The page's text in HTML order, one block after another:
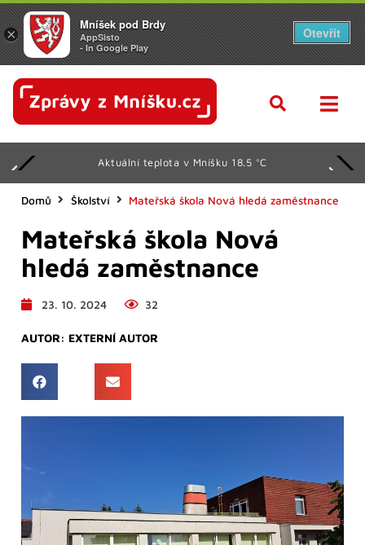
Aktuální teplota v Mníšku 18.5 °C
Domů Školství Mateřská škola Nová hledá zaměstnance
Mateřská škola Nová
hledá zaměstnance
23. 10. 2024 32
AUTOR: EXTERNÍ AUTOR
×
Mníšek pod Brdy
AppSisto
- In Google Play
Otevřít